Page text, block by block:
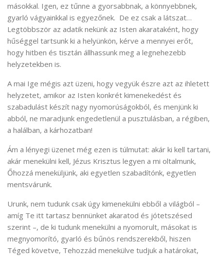
másokkal. Igen, ez tűnne a gyorsabbnak, a könnyebbnek,
gyarló vágyainkkal is egyezőnek. De ez csak a látszat…
Legtöbbször az adatik nekünk az Isten akarataként, hogy
hűséggel tartsunk ki a helyünkön, kérve a mennyei erőt,
hogy hitben és tisztán állhassunk meg a legnehezebb
helyzetekben is.
A mai Ige mégis azt üzeni, hogy vegyük észre azt az ihletett
helyzetet, amikor az Isten konkrét kimenekedést és
szabadulást készít nagy nyomorúságokból, és menjünk ki
abból, ne maradjunk engedetlenül a pusztulásban, a régiben,
a halálban, a kárhozatban!
Ám a lényegi üzenet még ezen is túlmutat: akár ki kell tartani,
akár menekülni kell, Jézus Krisztus legyen a mi oltalmunk,
Őhozzá meneküljünk, aki egyetlen szabadítónk, egyetlen
mentsvárunk.
Urunk, nem tudunk csak úgy kimenekülni ebből a világból –
amíg Te itt tartasz bennünket akaratod és jótetszésed
szerint –, de ki tudunk menekülni a nyomorult, másokat is
megnyomorító, gyarló és bűnös rendszerekből, hiszen
Téged követve, Tehozzád menekülve tudjuk a határokat,